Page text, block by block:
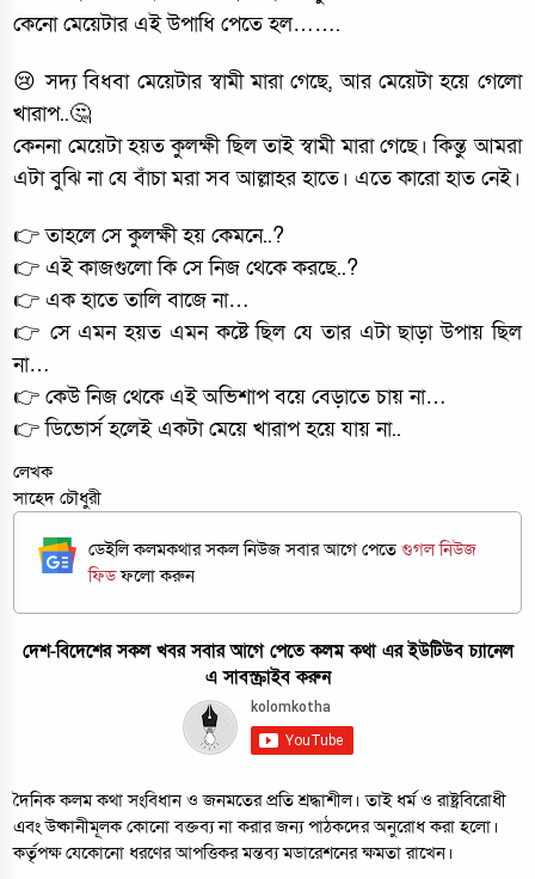
কেনো মেয়েটার এই উপাধি পেতে হল…….
😢 সদ্য বিধবা মেয়েটার স্বামী মারা গেছে, আর মেয়েটা হয়ে গেলো
খারাপ..🤔
কেননা মেয়েটা হয়ত কুলক্ষী ছিল তাই স্বামী মারা গেছে। কিন্তু আমরা
এটা বুঝি না যে বাঁচা মরা সব আল্লাহর হাতে। এতে কারো হাত নেই।
👉 তাহলে সে কুলক্ষী হয় কেমনে..?
👉 এই কাজগুলো কি সে নিজ থেকে করছে..?
👉 এক হাতে তালি বাজে না…
👉 সে এমন হয়ত এমন কষ্টে ছিল যে তার এটা ছাড়া উপায় ছিল
না…
👉 কেউ নিজ থেকে এই অভিশাপ বয়ে বেড়াতে চায় না…
👉 ডিভোর্স হলেই একটা মেয়ে খারাপ হয়ে যায় না..
লেখক
সাহেদ চৌধুরী
ডেইলি কলমকথার সকল নিউজ সবার আগে পেতেগুগল নিউজ
ফিডফলো করুন
দেশ-বিদেশের সকল খবর সবার আগে পেতে কলম কথা এর ইউটিউব চ্যানেল
এ সাবস্ক্রাইব করুন
দৈনিক কলম কথা সংবিধান ও জনমতের প্রতি শ্রদ্ধাশীল। তাই ধর্ম ও রাষ্ট্রবিরোধী
এবং উষ্কানীমূলক কোনো বক্তব্য না করার জন্য পাঠকদের অনুরোধ করা হলো।
কর্তৃপক্ষ যেকোনো ধরণের আপত্তিকর মন্তব্য মডারেশনের ক্ষমতা রাখেন।